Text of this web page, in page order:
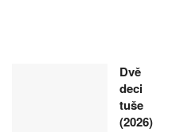
Dvě
deci
tuše
(2026)